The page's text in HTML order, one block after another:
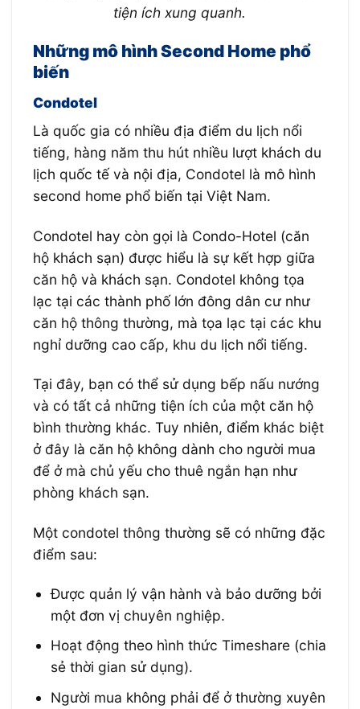
tiện ích xung quanh.
Những mô hình Second Home phổ
biến
Condotel
Là quốc gia có nhiều địa điểm du lịch nổi
tiếng, hàng năm thu hút nhiều lượt khách du
lịch quốc tế và nội địa, Condotel là mô hình
second home phổ biến tại Việt Nam.
Condotel hay còn gọi là Condo-Hotel (căn
hộ khách sạn) được hiểu là sự kết hợp giữa
căn hộ và khách sạn. Condotel không tọa
lạc tại các thành phố lớn đông dân cư như
căn hộ thông thường, mà tọa lạc tại các khu
nghỉ dưỡng cao cấp, khu du lịch nổi tiếng.
Tại đây, bạn có thể sử dụng bếp nấu nướng
và có tất cả những tiện ích của một căn hộ
bình thường khác. Tuy nhiên, điểm khác biệt
ở đây là căn hộ không dành cho người mua
để ở mà chủ yếu cho thuê ngắn hạn như
phòng khách sạn.
Một condotel thông thường sẽ có những đặc
điểm sau:
Được quản lý vận hành và bảo dưỡng bởi
một đơn vị chuyên nghiệp.
Hoạt động theo hình thức Timeshare (chia
sẻ thời gian sử dụng).
Người mua không phải để ở thường xuyên